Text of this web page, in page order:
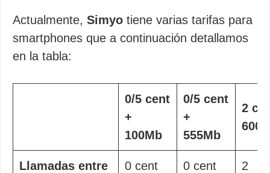
Actualmente, Simyo tiene varias tarifas para
smartphones que a continuación detallamos
en la tabla:
0/5 cent
+
100Mb
0/5 cent
+
555Mb
2
Llamadas entre
0 cent
0 cent
2